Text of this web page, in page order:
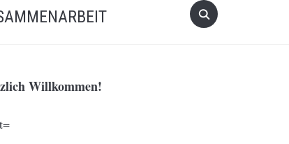
Search
for:
Willkommen!